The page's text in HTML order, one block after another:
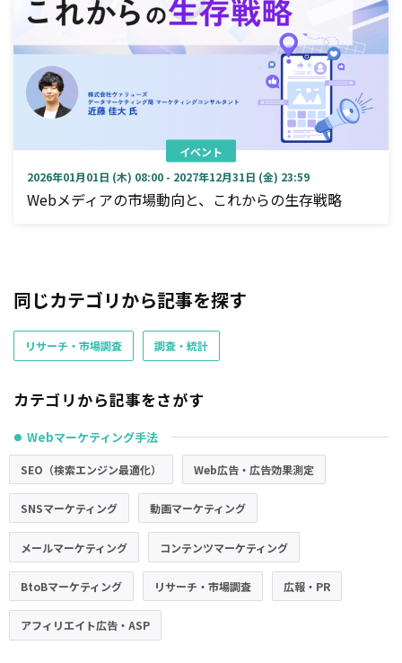
イベント
2026年01月01日 (木) 08:00 - 2027年12月31日 (金) 23:59
Webメディアの市場動向と、これからの生存戦略
同じカテゴリから記事を探す
リサーチ・市場調査 調査・統計
カテゴリから記事をさがす
● Webマーケティング手法
SEO（検索エンジン最適化） Web広告・広告効果測定
SNSマーケティング 動画マーケティング
メールマーケティング コンテンツマーケティング
BtoBマーケティング リサーチ・市場調査 広報・PR
アフィリエイト広告・ASP